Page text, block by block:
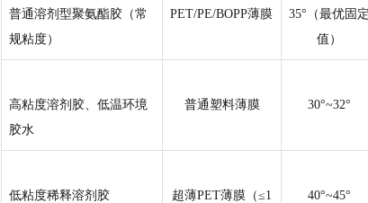
普通溶剂型聚氨酯胶（常
规粘度）
PET/PE/BOPP薄膜
35°（最优固定
值）
高粘度溶剂胶、低温环境
胶水
普通塑料薄膜 30°~32°
低粘度稀释溶剂胶
超薄PET薄膜（≤1
40°~45°